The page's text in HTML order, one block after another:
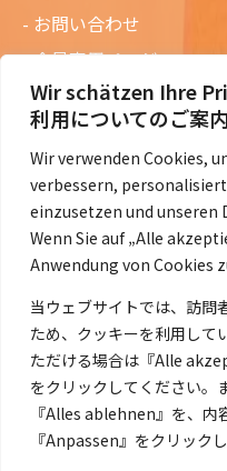
Wir schätzen Ihre
利用についてのご案内
Wir verwenden Cookies,
verbessern,
einzusetzen und unseren
Wenn Sie auf „Alle
Anwendung von Cookies
当ウェブサイトでは、訪問
ため、クッキーを利用して
ただける場合は『Alle
をクリックしてください。
『Alles ablehnen』を、内
『Anpassen』をクリック
お問い合わせ
会員専用ページ
ニュースレターバックナ
過去の講演資料
総会議事録
定款・会費規定など
コラムの紹介
コラム一覧